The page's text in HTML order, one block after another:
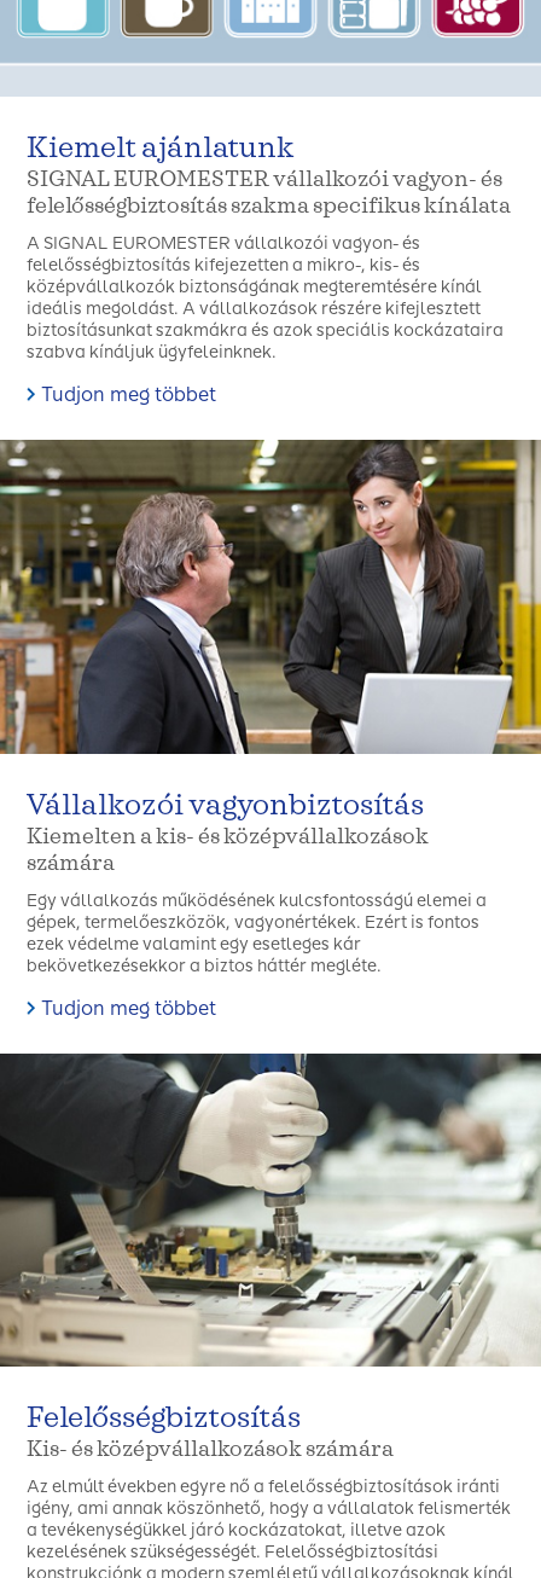
Kiemelt ajánlatunk
SIGNAL EUROMESTER vállalkozói vagyon- és
felelősségbiztosítás szakma specifikus kínálata
A SIGNAL EUROMESTER vállalkozói vagyon- és
felelősségbiztosítás kifejezetten a mikro-, kis- és
középvállalkozók biztonságának megteremtésére kínál
ideális megoldást. A vállalkozások részére kifejlesztett
biztosításunkat szakmákra és azok speciális kockázataira
szabva kínáljuk ügyfeleinknek.
Tudjon meg többet
Vállalkozói vagyonbiztosítás
Kiemelten a kis- és középvállalkozások
számára
Egy vállalkozás működésének kulcsfontosságú elemei a
gépek, termelőeszközök, vagyonértékek. Ezért is fontos
ezek védelme valamint egy esetleges kár
bekövetkezésekkor a biztos háttér megléte.
Tudjon meg többet
Felelősségbiztosítás
Kis- és középvállalkozások számára
Az elmúlt években egyre nő a felelősségbiztosítások iránti
igény, ami annak köszönhető, hogy a vállalatok felismerték
a tevékenységükkel járó kockázatokat, illetve azok
kezelésének szükségességét. Felelősségbiztosítási
konstrukciónk a modern szemléletű vállalkozásoknak kínál